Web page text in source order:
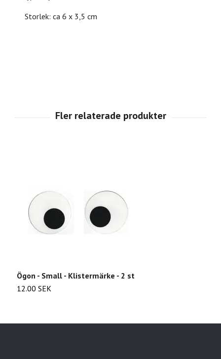
Storlek: ca 6 x 3,5 cm
Ögon - Small - Klistermärke - 2 st
12.00 SEK